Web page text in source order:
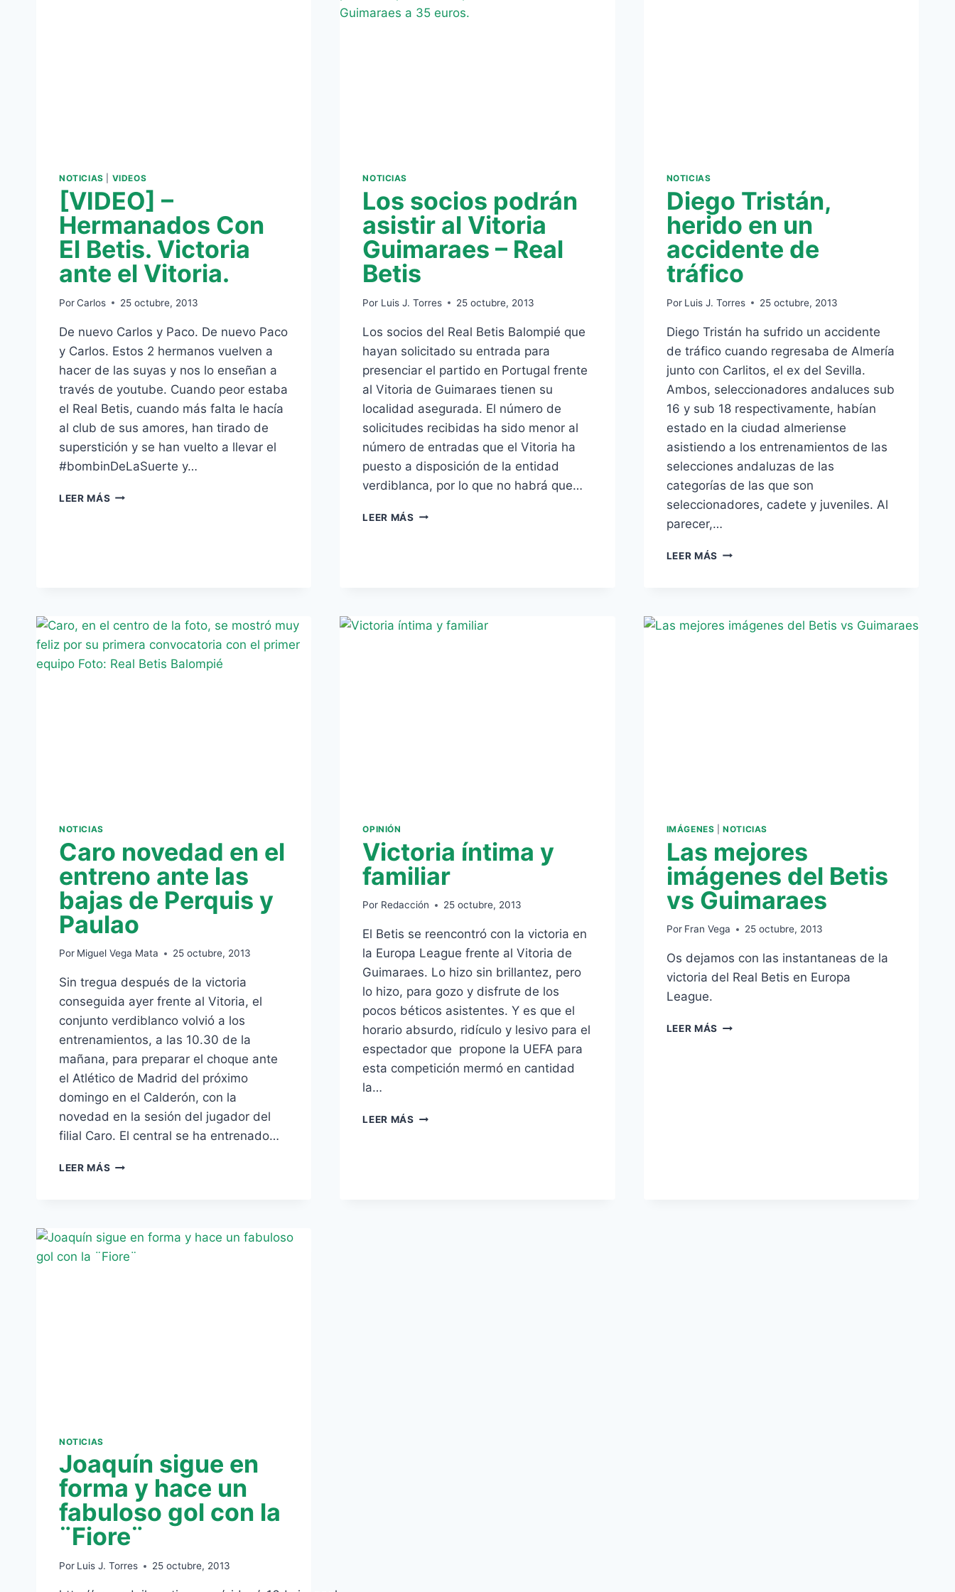
NOTICIAS VIDEOS
[VIDEO] –
Hermanados Con
El Betis. Victoria
ante el Vitoria.
PorCarlos 25 octubre, 2013
De nuevo Carlos y Paco. De nuevo Paco
y Carlos. Estos 2 hermanos vuelven a
hacer de las suyas y nos lo enseñan a
través de youtube. Cuando peor estaba
el Real Betis, cuando más falta le hacía
al club de sus amores, han tirado de
superstición y se han vuelto a llevar el
#bombinDeLaSuerte y…
LEER MÁS [VIDEO]
VITORIA.
NOTICIAS
Los socios podrán
asistir al Vitoria
Guimaraes – Real
Betis
Por Luis J. Torres 25 octubre, 2013
Los socios del Real Betis Balompié que
hayan solicitado su entrada para
presenciar el partido en Portugal frente
al Vitoria de Guimaraes tienen su
localidad asegurada. El número de
solicitudes recibidas ha sido menor al
número de entradas que el Vitoria ha
puesto a disposición de la entidad
verdiblanca, por lo que no habrá que…
LEER MÁS LOS
–
REAL
NOTICIAS
Diego Tristán,
herido en un
accidente de
tráfico
Por Luis J. Torres 25 octubre, 2013
Diego Tristán ha sufrido un accidente
de tráfico cuando regresaba de Almería
junto con Carlitos, el ex del Sevilla.
Ambos, seleccionadores andaluces sub
16 y sub 18 respectivamente, habían
estado en la ciudad almeriense
asistiendo a los entrenamientos de las
selecciones andaluzas de las
categorías de las que son
seleccionadores, cadete y juveniles. Al
parecer,…
LEER MÁS DIEGO
ACCIDENTE
NOTICIAS
Caro novedad en el
entreno ante las
bajas de Perquis y
Paulao
Por Miguel Vega Mata 25 octubre, 2013
Sin tregua después de la victoria
conseguida ayer frente al Vitoria, el
conjunto verdiblanco volvió a los
entrenamientos, a las 10.30 de la
mañana, para preparar el choque ante
el Atlético de Madrid del próximo
domingo en el Calderón, con la
novedad en la sesión del jugador del
filial Caro. El central se ha entrenado…
LEER MÁS CARO
ANTE
LAS
OPINIÓN
Victoria íntima y
familiar
Por Redacción 25 octubre, 2013
El Betis se reencontró con la victoria en
la Europa League frente al Vitoria de
Guimaraes. Lo hizo sin brillantez, pero
lo hizo, para gozo y disfrute de los
pocos béticos asistentes. Y es que el
horario absurdo, ridículo y lesivo para el
espectador que propone la UEFA para
esta competición mermó en cantidad
la…
LEER MÁS VICTORIA
IMÁGENES |NOTICIAS
Las mejores
imágenes del Betis
vs Guimaraes
Por Fran Vega 25 octubre, 2013
Os dejamos con las instantaneas de la
victoria del Real Betis en Europa
League.
LEER MÁS LAS
NOTICIAS
Joaquín sigue en
forma y hace un
fabuloso gol con la
¨Fiore¨
Por Luis J. Torres 25 octubre, 2013